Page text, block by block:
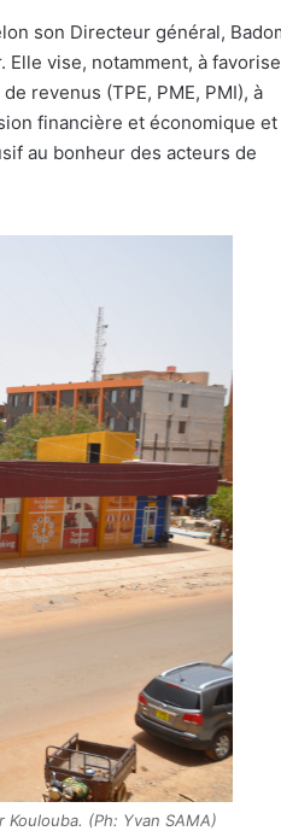
son Directeur général,
vise, notamment, à
revenus (TPE, PME, PMI), à
financière et économique et
au bonheur des acteurs de
(Ph: Yvan SAMA)